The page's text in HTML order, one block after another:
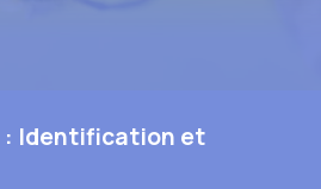
: Identification et